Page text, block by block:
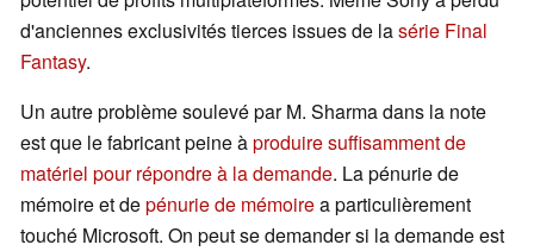
d'anciennes exclusivités tierces issues de lasérie Final
Fantasy.
Un autre problème soulevé par M. Sharma dans la note
est que le fabricant peine àproduire suffisamment de
matériel pour répondre à la demande. La pénurie de
mémoire et depénurie de mémoirea particulièrement
touché Microsoft. On peut se demander si la demande est